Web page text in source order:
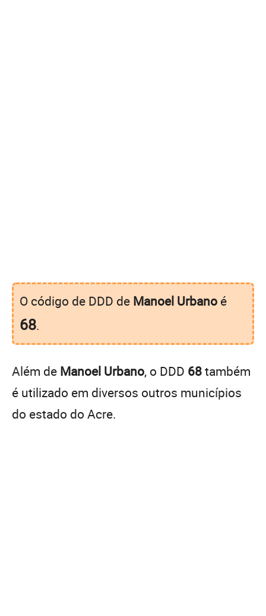
O código de DDD de Manoel Urbano é
68.
Além de Manoel Urbano, o DDD 68também
é utilizado em diversos outros municípios
do estado do Acre.